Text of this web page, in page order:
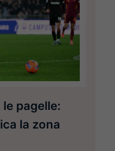
pagelle:
la zona